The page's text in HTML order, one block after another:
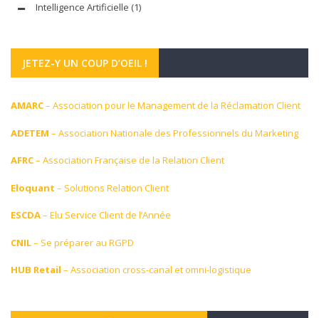
Intelligence Artificielle (1)
JETEZ-Y UN COUP D’OEIL !
AMARC– Association pour le Management de la Réclamation Client
ADETEM – Association Nationale des Professionnels du Marketing
AFRC– Association Française de la Relation Client
Eloquant – Solutions Relation Client
ESCDA– Elu Service Client de l’Année
CNIL– Se préparer au RGPD
HUB Retail – Association cross-canal et omni-logistique